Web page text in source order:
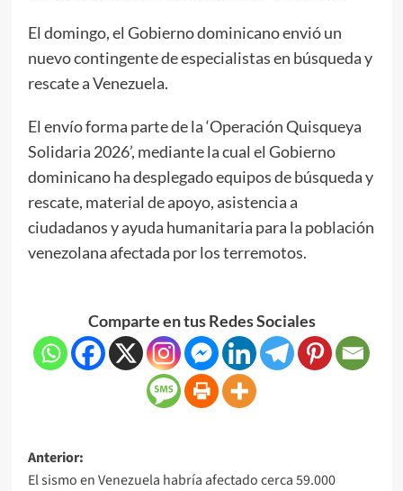
El domingo, el Gobierno dominicano envió un
nuevo contingente de especialistas en búsqueda y
rescate a Venezuela.
El envío forma parte de la ‘Operación Quisqueya
Solidaria 2026’, mediante la cual el Gobierno
dominicano ha desplegado equipos de búsqueda y
rescate, material de apoyo, asistencia a
ciudadanos y ayuda humanitaria para la población
venezolana afectada por los terremotos.
Comparte en tus Redes Sociales
Anterior:
El sismo en Venezuela habría afectado cerca 59.000